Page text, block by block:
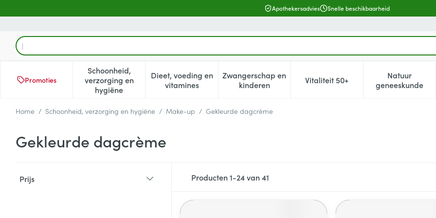
Apothekersadvies Snelle beschikbaarheid
Product, merk, categorie...
Promoties
Schoonheid,
verzorging en
hygiëne
Toon submenu voor Schoonheid, verzorging en hygiëne categorie
Dieet, voeding en
vitaminesToon submenu voor Dieet, voeding en vitamines categorie
Zwangerschap en
kinderenToon submenu voor Zwangerschap en kinderen
Vitaliteit 50+Toon submenu voor Vitaliteit
Natuur
geneeskunde
Toon
Home / Schoonheid, verzorging en hygiëne / Make-up / Gekleurde dagcrème
Gekleurde dagcrème
Prijs
Producten1-24van41